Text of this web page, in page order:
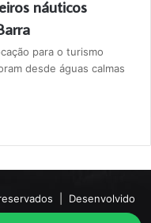
náuticos
para o turismo
desde águas calmas
| Desenvolvido